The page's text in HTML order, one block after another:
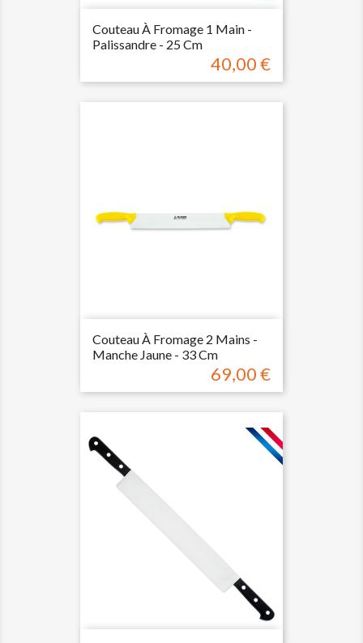
Couteau À Fromage 1 Main -
Palissandre - 25 Cm
Prix
40,00 €
Couteau À Fromage 2 Mains -
Manche Jaune - 33 Cm
Prix
69,00 €